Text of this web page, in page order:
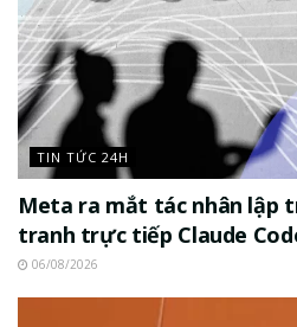
TIN TỨC 24H
Meta ra mắt tác nhân lập
tranh trực tiếp Claude
06/08/2026